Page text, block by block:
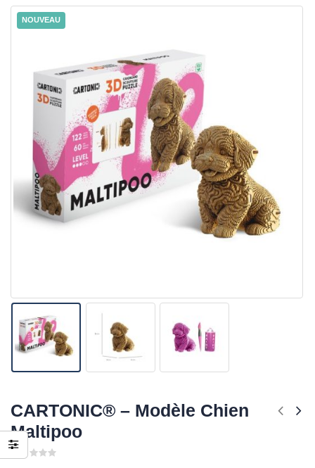
NOUVEAU
CARTONIC® – Modèle Chien
Maltipoo